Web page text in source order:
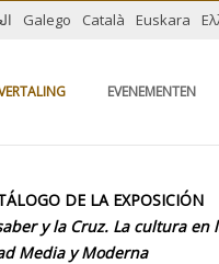
Galego Català Euskara
EVENEMENTEN
DE LA EXPOSICIÓN
y la Cruz. La cultura en
Media y Moderna